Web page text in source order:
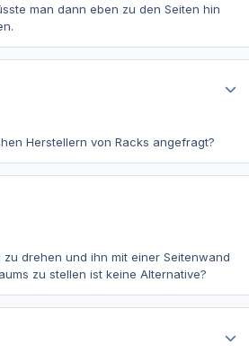
man dann eben zu den Seiten hin
Herstellern von Racks angefragt?
drehen und ihn mit einer Seitenwand
zu stellen ist keine Alternative?